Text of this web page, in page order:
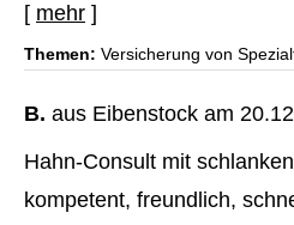
[ mehr ]
Themen: Versicherung von
B. aus Eibenstock am
Hahn-Consult mit
kompetent, freundlich,